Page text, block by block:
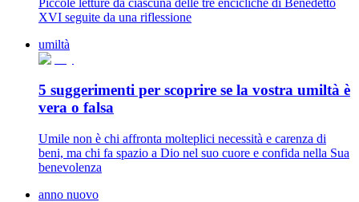
Piccole letture da ciascuna delle tre encicliche di Benedetto
XVI seguite da una riflessione
umiltà
5 suggerimenti per scoprire se la vostra umiltà è
vera o falsa
Umile non è chi affronta molteplici necessità e carenza di
beni, ma chi fa spazio a Dio nel suo cuore e confida nella Sua
benevolenza
anno nuovo